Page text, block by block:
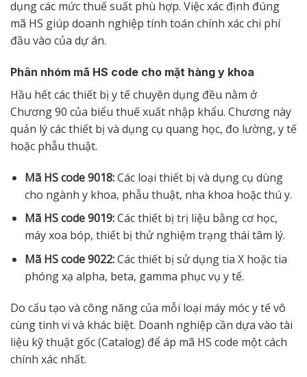
dụng các mức thuế suất phù hợp. Việc xác định đúng
mã HS giúp doanh nghiệp tính toán chính xác chi phí
đầu vào của dự án.
Phân nhóm mã HS code cho mặt hàng y khoa
Hầu hết các thiết bị y tế chuyên dụng đều nằm ở
Chương 90 của biểu thuế xuất nhập khẩu. Chương này
quản lý các thiết bị và dụng cụ quang học, đo lường, y tế
hoặc phẫu thuật.
Mã HS code 9018:Các loại thiết bị và dụng cụ dùng
cho ngành y khoa, phẫu thuật, nha khoa hoặc thú y.
Mã HS code 9019:Các thiết bị trị liệu bằng cơ học,
máy xoa bóp, thiết bị thử nghiệm trạng thái tâm lý.
Mã HS code 9022:Các thiết bị sử dụng tia X hoặc tia
phóng xạ alpha, beta, gamma phục vụ y tế.
Do cấu tạo và công năng của mỗi loại máy móc y tế vô
cùng tinh vi và khác biệt. Doanh nghiệp cần dựa vào tài
liệu kỹ thuật gốc (Catalog) để áp mã HS code một cách
chính xác nhất.